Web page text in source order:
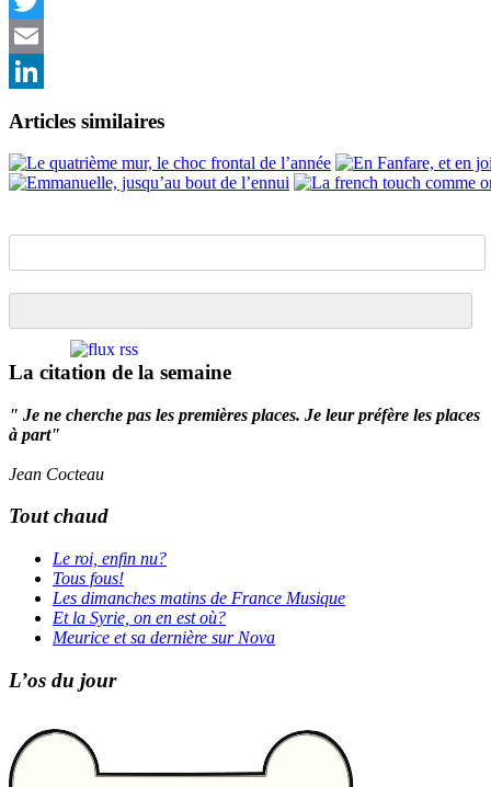
Twitter
Email
Articles similaires
La citation de la semaine
" Je ne cherche pas les premières places. Je leur préfère les places
à part"
Jean Cocteau
Tout chaud
Le roi, enfin nu?
Tous fous!
Les dimanches matins de France Musique
Et la Syrie, on en est où?
Meurice et sa dernière sur Nova
L’os du jour